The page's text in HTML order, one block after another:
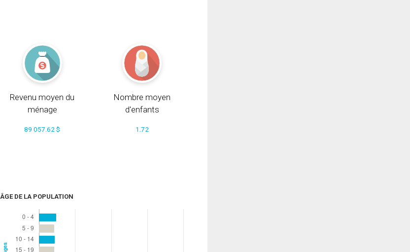
Revenu moyen du
ménage
89 057.62 $
Nombre moyen
d'enfants
1.72
ÂGE DE LA POPULATION